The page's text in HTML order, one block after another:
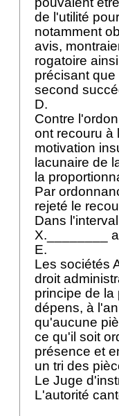
de l'utilité
notamment
avis,
rogatoire
précisant
second
D.
Contre
ont recouru à
motivation
lacunaire de
la
Par
rejeté le
Dans
X.________
E.
Les sociétés
droit
principe de la
dépens, à
qu'aucune
ce qu'il soit
présence et
un tri des
Le Juge
L'autorité